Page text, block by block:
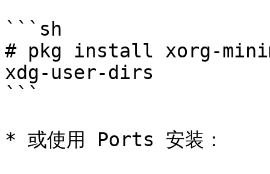
```sh
# pkg install xorg-
xdg-user-dirs
```
* 或使用 Ports 安装：